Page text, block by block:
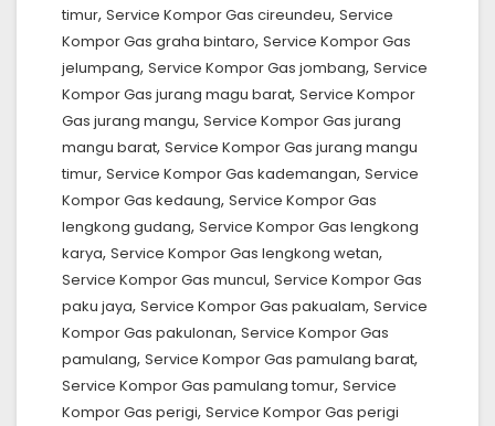
timur, Service Kompor Gas cireundeu, Service
Kompor Gas graha bintaro, Service Kompor Gas
jelumpang, Service Kompor Gas jombang, Service
Kompor Gas jurang magu barat, Service Kompor
Gas jurang mangu, Service Kompor Gas jurang
mangu barat, Service Kompor Gas jurang mangu
timur, Service Kompor Gas kademangan, Service
Kompor Gas kedaung, Service Kompor Gas
lengkong gudang, Service Kompor Gas lengkong
karya, Service Kompor Gas lengkong wetan,
Service Kompor Gas muncul, Service Kompor Gas
paku jaya, Service Kompor Gas pakualam, Service
Kompor Gas pakulonan, Service Kompor Gas
pamulang, Service Kompor Gas pamulang barat,
Service Kompor Gas pamulang tomur, Service
Kompor Gas perigi, Service Kompor Gas perigi